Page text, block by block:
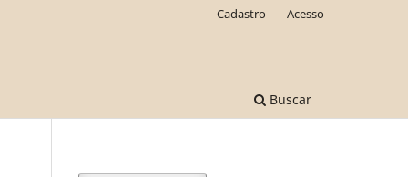
Buscar
Cadastro Acesso